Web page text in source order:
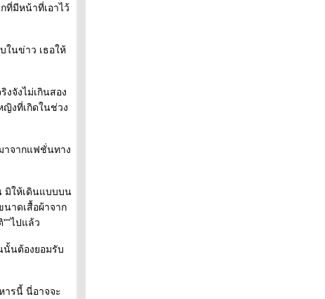
ที่มีหน้าที่เอาไว้
ในข่าว เธอให้
งจังไม่เกินสอง
ญิงที่เกิดในช่วง
าจากแฟชั่นทาง
มิให้เดินแบบบน
าดเสื้อผ้าจาก
ไปแล้ว
นั้นต้องยอมรับ
ารนี้ นี่อาจจะ